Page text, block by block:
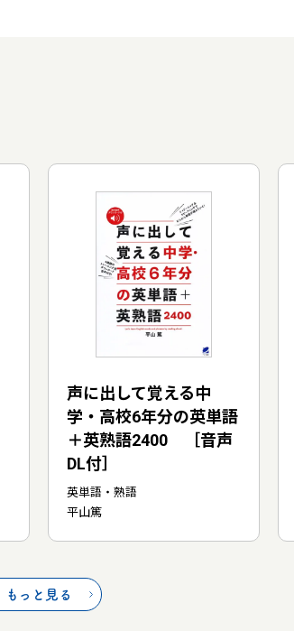
声に出して覚える中
学・高校6年分の英単語
＋英熟語2400 ［音声
DL付］
英単語・熟語
平山篤
もっと見る